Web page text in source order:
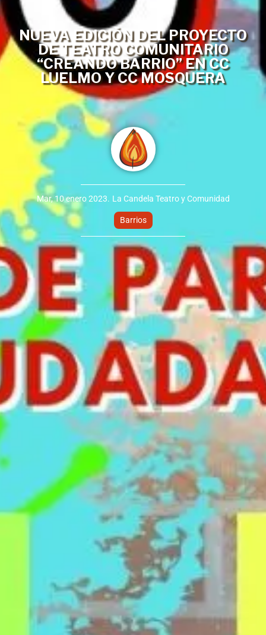
NUEVA EDICIÓN DEL PROYECTO
DE TEATRO COMUNITARIO
“CREANDO BARRIO” EN CC
LUELMO Y CC MOSQUERA
Mar, 10 enero 2023. La Candela Teatro y Comunidad
Barrios